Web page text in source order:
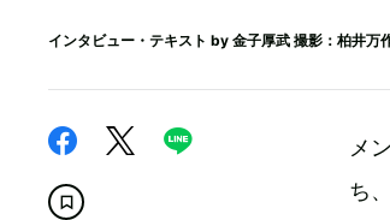
インタビュー・テキスト by 金子厚武 撮影：柏井万
メ
ち